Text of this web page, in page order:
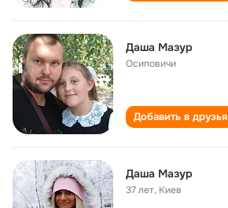
Даша Мазур
Осиповичи
Добавить в друзья
Даша Мазур
37 лет, Киев